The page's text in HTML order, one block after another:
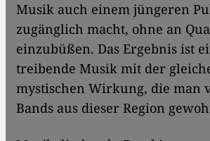
Musik auch einem jüngeren
zugänglich macht, ohne an
einzubüßen. Das Ergebnis ist
treibende Musik mit der
mystischen Wirkung, die man
Bands aus dieser Region